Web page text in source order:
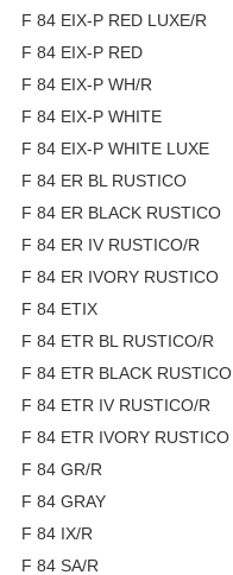
F 84 EIX-P RED LUXE/R
F 84 EIX-P RED
F 84 EIX-P WH/R
F 84 EIX-P WHITE
F 84 EIX-P WHITE LUXE
F 84 ER BL RUSTICO
F 84 ER BLACK RUSTICO
F 84 ER IV RUSTICO/R
F 84 ER IVORY RUSTICO
F 84 ETIX
F 84 ETR BL RUSTICO/R
F 84 ETR BLACK RUSTICO
F 84 ETR IV RUSTICO/R
F 84 ETR IVORY RUSTICO
F 84 GR/R
F 84 GRAY
F 84 IX/R
F 84 SA/R